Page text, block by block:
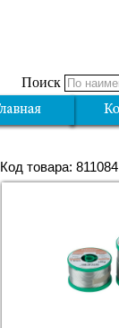
Поиск
Код товара: 811084